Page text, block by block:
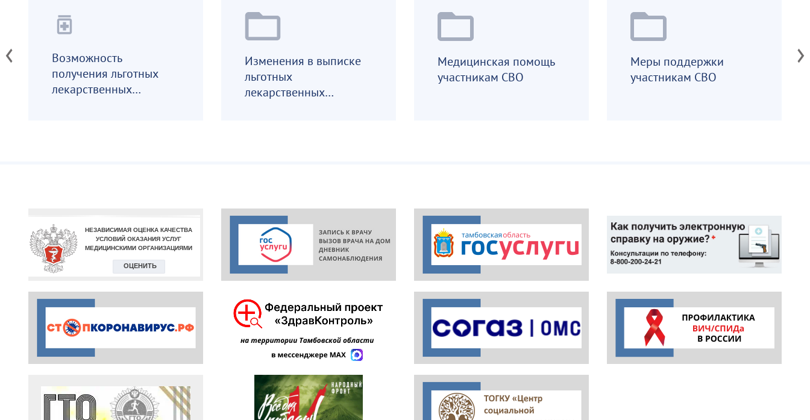
medication
Возможность
получения льготных
лекарственных
Изменения в выписке
льготных
лекарственных
Медицинская помощь
участникам СВО
Меры поддержки
участникам СВО